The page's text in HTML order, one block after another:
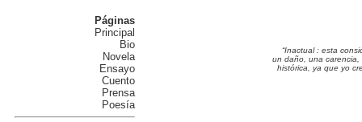
Páginas
Principal
Bio
Novela
Ensayo
Cuento
Prensa
Poesía
“Inactual : esta
un daño, una carencia,
histórica, ya que yo